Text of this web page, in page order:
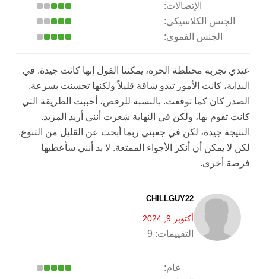
الإتصالات:
الجنس الكلاسيكي:
الجنس الفموي:
عندي تجربة مختلطة الحرة، يمكننا القول إنها كانت جيدة. في
البداية، كانت الأمور تبدو شاقة قليلاً ولكنها تحسنت بسرعة.
الصدر كان كما توقعت. بالنسبة للرقص، أحببت الطريقة التي
كانت تقوم بها، ولكن في النهاية شعرت أنني أريد المزيد.
النتيجة جيدة، لكن في جعبتي ربما أبحث عن القليل من التنوع.
لكن لا يمكن أن أنكر الأجواء الممتعة. لا بد أنني سأعطيها
فرصة أخرى.
CHILLGUY22
أكتوبر 9, 2024
التقييمات: 9
عام: